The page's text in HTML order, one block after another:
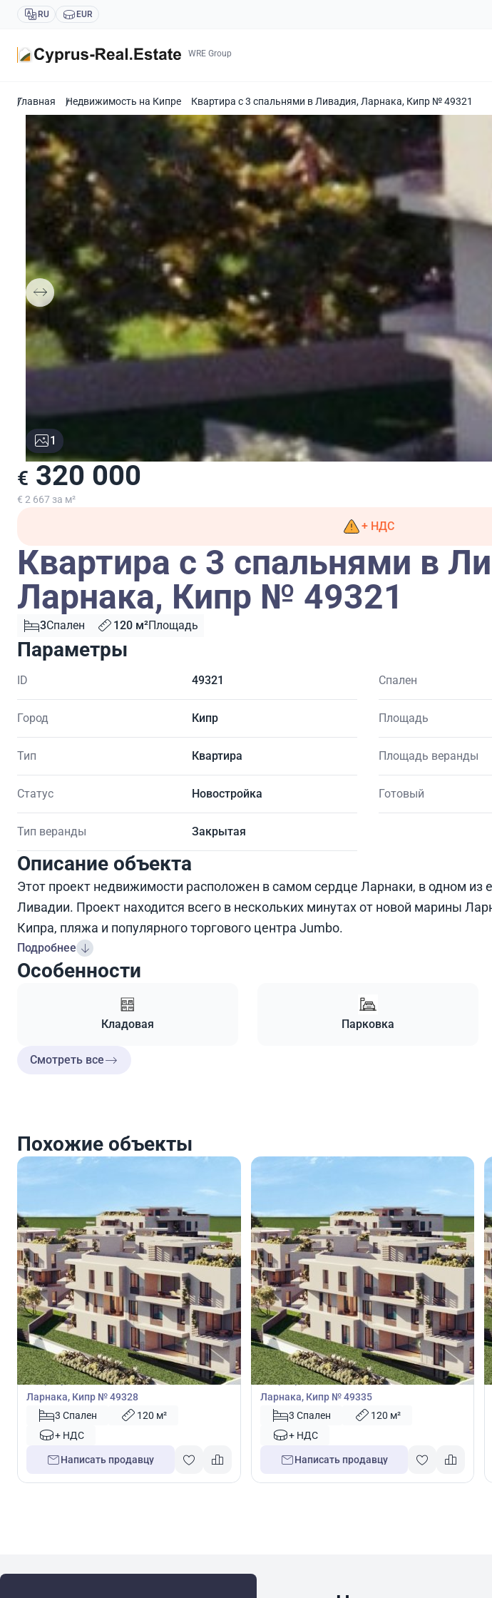
RU EUR
WRE Group
Главная Недвижимость на Кипре Квартира с 3 спальнями в Ливадия, Ларнака, Кипр № 49321
1
€ 320 000
€ 2 667 за м²
+ НДС
Квартира с 3 спальнями в
Ларнака, Кипр № 49321
3Спален 120 м²Площадь
Параметры
ID 49321
Город Кипр
Тип Квартира
Статус Новостройка
Тип веранды Закрытая
Спален
Площадь
Площадь веранды
Готовый
Описание объекта
Этот проект недвижимости расположен в самом сердце Ларнаки, в одном
Ливадии. Проект находится всего в нескольких минутах от новой марины
Кипра, пляжа и популярного торгового центра Jumbo.
Подробнее
Особенности
Кладовая Парковка
Смотреть все
Похожие объекты
€320 000
Квартира
Квартира с 3 спальнями в Ливадия,
Ларнака, Кипр № 49328
3 Спален
120 м²
+ НДС
Написать продавцу
€320 000
Квартира
Квартира с 3 спальнями в Ливадия,
Ларнака, Кипр № 49335
3 Спален
120 м²
+ НДС
Написать продавцу